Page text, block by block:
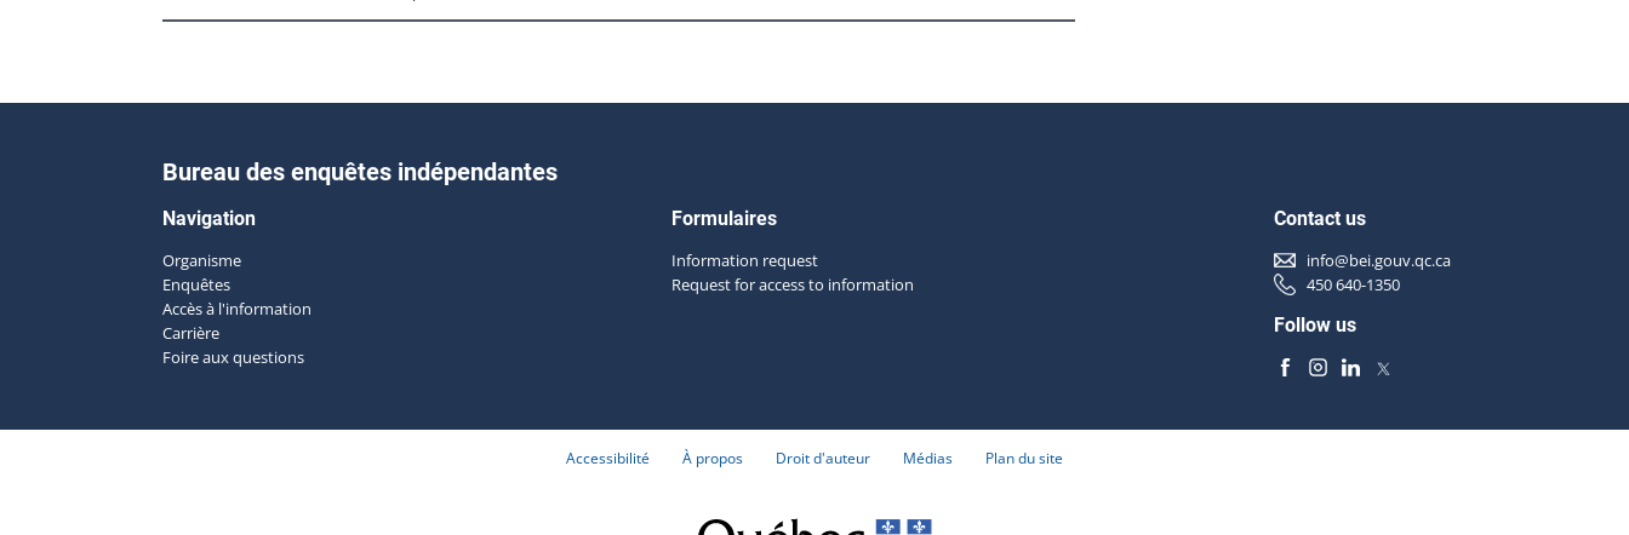
Bureau des enquêtes indépendantes
Navigation
Organisme
Enquêtes
Accès à l'information
Carrière
Foire aux questions
Formulaires
Information request
Request for access to information
Contact us
info@bei.gouv.qc.ca
450 640-1350
Follow us
Accessibilité À propos Droit d'auteur Médias Plan du site